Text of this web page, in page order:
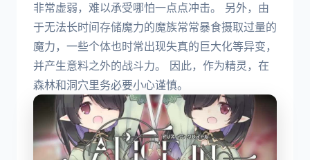
非常虚弱，难以承受哪怕一点点冲击。 另外，由
于无法长时间存储魔力的魔族常常暴食摄取过量的
魔力，一些个体也时常出现失真的巨大化等异变，
并产生意料之外的战斗力。 因此，作为精灵，在
森林和洞穴里务必要小心谨慎。